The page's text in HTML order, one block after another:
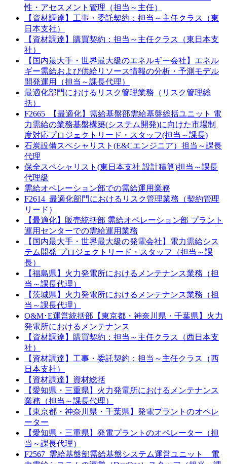
性・アセスメント管理（担当～主任）
【資材調達】工事・委託契約：担当～主任クラス（東
日本支社）
【資材調達】購買契約：担当～主任クラス（東日本支
社）
【国内最大手・世界最大級のエネルギー会社】エネル
ギー需給および供給リソース情報の分析・予測モデル
開発運用（担当～課長代理）
最適化部門におけるリスク管理業務（リスク管理総
括）
F2665_【最適化】需給基盤部需給基盤総括ユニット 電
力需給の業務基盤構築(システム開発)に向けた市場制
度対応プロジェクトリード・スタッフ(担当～課長)
石炭設備スペシャリスト(E&Cエンジニア）担当～課長
代理
保全スペシャリスト(東日本支社 設計積算)担当～課長
代理級
需給オペレーション部での需給運用業務
F2614_最適化部門におけるリスク管理業務（契約管理
リード）
【最適化】販売統括部 需給オペレーション部 プラント
運用センターでの需給運用業務
【国内最大手・世界最大級の発電会社】電力需給シス
テム開発 プロジェクトリード・スタッフ（担当～課
長）
【福島県】火力発電所におけるメンテナンス業務（担
当～課長代理）
【茨城県】火力発電所におけるメンテナンス業務（担
当～課長代理）
O&M･E運営統括部【東京都・神奈川県・千葉県】火力
発電所におけるメンテナンス
【資材調達】購買契約：担当～主任クラス（西日本支
社）
【資材調達】工事・委託契約：担当～主任クラス（西
日本支社）
【資材調達】資材総括
【愛知県・三重県】火力発電所におけるメンテナンス
業務（担当～課長代理）
【東京都・神奈川県・千葉県】発電プラントのオペレ
ーター
【愛知県・三重県】発電プラントのオペレーター（担
当～課長代理）
F2567_需給基盤部需給基盤システム運営ユニット 電